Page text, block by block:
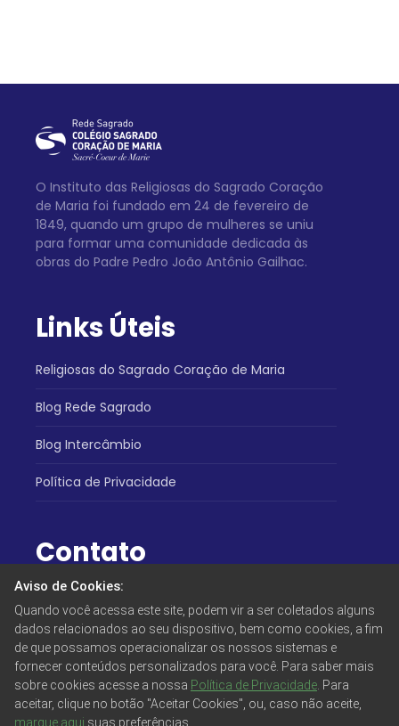
O Instituto das Religiosas do Sagrado Coração
de Maria foi fundado em 24 de fevereiro de
1849, quando um grupo de mulheres se uniu
para formar uma comunidade dedicada às
obras do Padre Pedro João Antônio Gailhac.
Links Úteis
Religiosas do Sagrado Coração de Maria
Blog Rede Sagrado
Blog Intercâmbio
Política de Privacidade
Contato
Atendimento:
(31) 3334-5730
Endereço:
​Rua Cura D'Ars, 62 - Prado
Siga-nos:
Aviso de Cookies:
Quando você acessa este site, podem vir a ser coletados alguns
dados relacionados ao seu dispositivo, bem como cookies, a fim
de que possamos operacionalizar os nossos sistemas e
fornecer conteúdos personalizados para você. Para saber mais
sobre cookies acesse a nossa Política de Privacidade . Para
aceitar, clique no botão "Aceitar Cookies", ou, caso não aceite,
marque aqui suas preferências